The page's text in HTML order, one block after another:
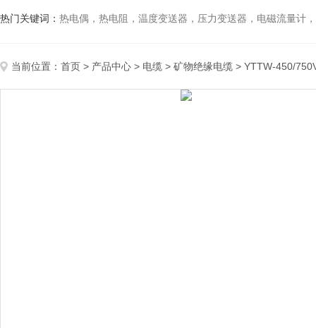
热门关键词： 热电偶，热电阻，温度变送器，压力变送器，电磁流量计，
当前位置： 首页 > 产品中心 > 电缆 > 矿物绝缘电缆 > YTTW-450/